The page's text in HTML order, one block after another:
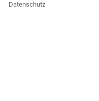
Datenschutz